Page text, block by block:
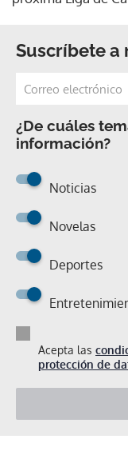
Suscríbete a
¿De cuáles
información?
Noticias
Novelas
Deportes
Acepta las
protección de